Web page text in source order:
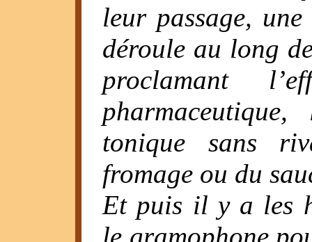
leur passage,
déroule au long
proclamant
tonique sans
fromage ou du
Et puis il y a les